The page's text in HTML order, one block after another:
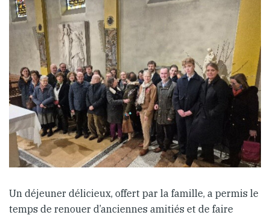
Un déjeuner délicieux, offert par la famille, a permis le
temps de renouer d’anciennes amitiés et de faire